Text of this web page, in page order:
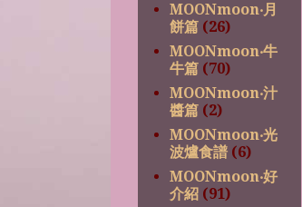
MOONmoon‧月
餅篇 (26)
MOONmoon‧牛
牛篇 (70)
MOONmoon‧汁
醬篇 (2)
MOONmoon‧光
波爐食譜 (6)
MOONmoon‧好
介紹 (91)